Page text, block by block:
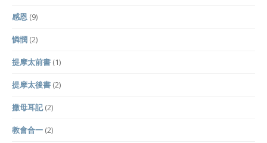
感恩 (9)
憐憫 (2)
提摩太前書 (1)
提摩太後書 (2)
撒母耳記(2)
教會合一 (2)